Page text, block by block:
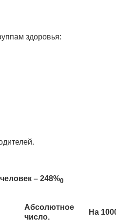
здоровья:
– 248%0
Абсолютное
число.
На